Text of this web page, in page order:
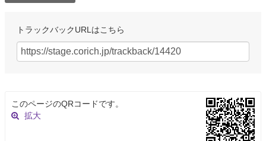
トラックバックURLはこちら
このページのQRコードです。
拡大